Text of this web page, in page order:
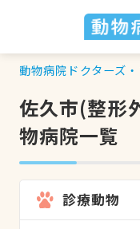
動物病院ドクターズ
佐久市(整形
物病院一覧
診療動物